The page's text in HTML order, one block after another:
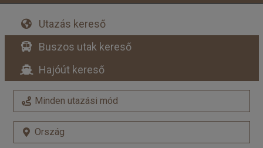
Utazás kereső
Buszos utak kereső
Hajóút kereső